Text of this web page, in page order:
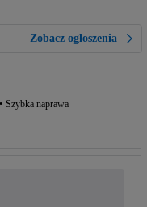
Zobacz ogłoszenia
Szybka naprawa